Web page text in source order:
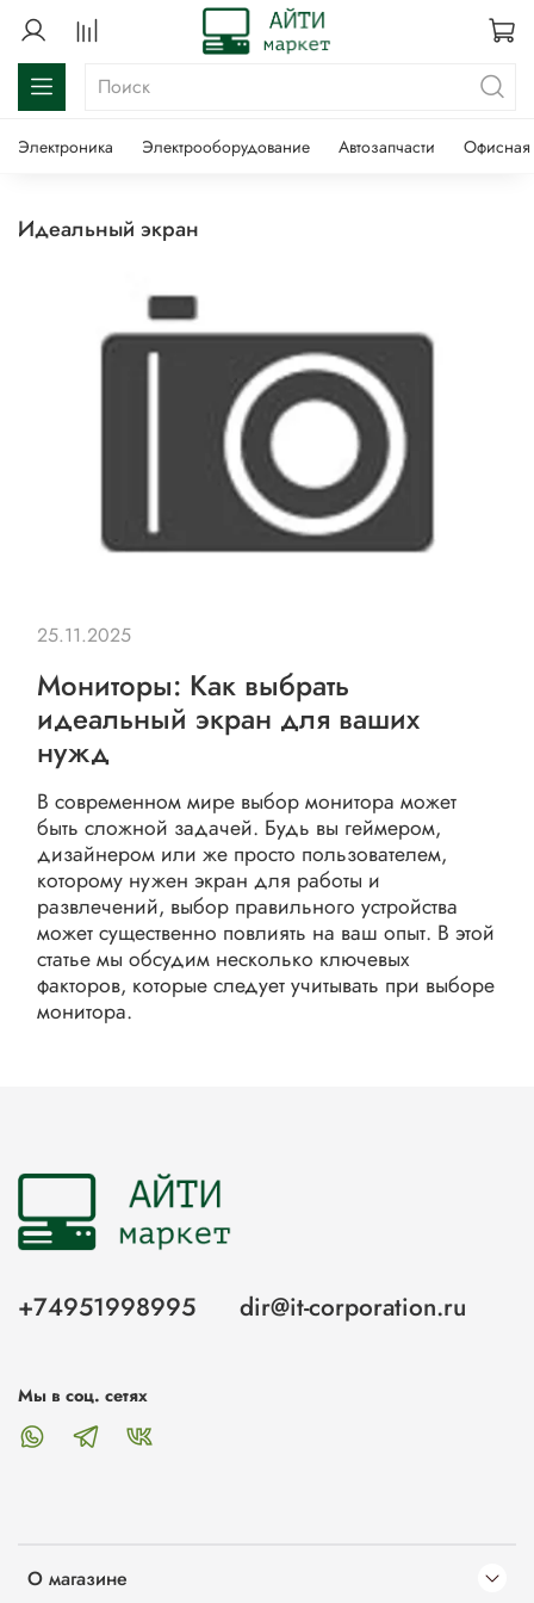
Электроника Электрооборудование Автозапчасти Офисная
идеальный экран
Мониторы: Как выбрать
идеальный экран для ваших
нужд
В современном мире выбор монитора может
быть сложной задачей. Будь вы геймером,
дизайнером или же просто пользователем,
которому нужен экран для работы и
развлечений, выбор правильного устройства
может существенно повлиять на ваш опыт. В этой
статье мы обсудим несколько ключевых
факторов, которые следует учитывать при выборе
монитора.
25.11.2025
О магазине
+74951998995 dir@it-corporation.ru
Мы в соц. сетях